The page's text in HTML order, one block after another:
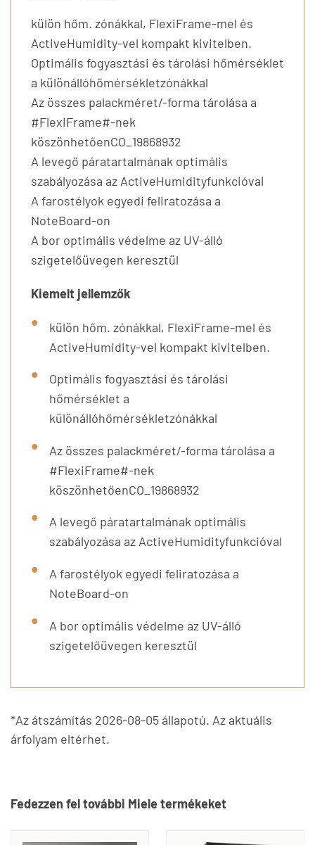
külön hőm. zónákkal, FlexiFrame-mel és
ActiveHumidity-vel kompakt kivitelben.
Optimális fogyasztási és tárolási hőmérséklet
a különállóhőmérsékletzónákkal
Az összes palackméret/-forma tárolása a
#FlexiFrame#-nek
köszönhetőenCO_19868932
A levegő páratartalmának optimális
szabályozása az ActiveHumidityfunkcióval
A farostélyok egyedi feliratozása a
NoteBoard-on
A bor optimális védelme az UV-álló
szigetelőüvegen keresztül
Kiemelt jellemzők
külön hőm. zónákkal, FlexiFrame-mel és
ActiveHumidity-vel kompakt kivitelben.
Optimális fogyasztási és tárolási
hőmérséklet a
különállóhőmérsékletzónákkal
Az összes palackméret/-forma tárolása a
#FlexiFrame#-nek
köszönhetőenCO_19868932
A levegő páratartalmának optimális
szabályozása az ActiveHumidityfunkcióval
A farostélyok egyedi feliratozása a
NoteBoard-on
A bor optimális védelme az UV-álló
szigetelőüvegen keresztül
*Az átszámítás 2026-08-05 állapotú. Az aktuális
árfolyam eltérhet.
Fedezzen fel további Miele termékeket